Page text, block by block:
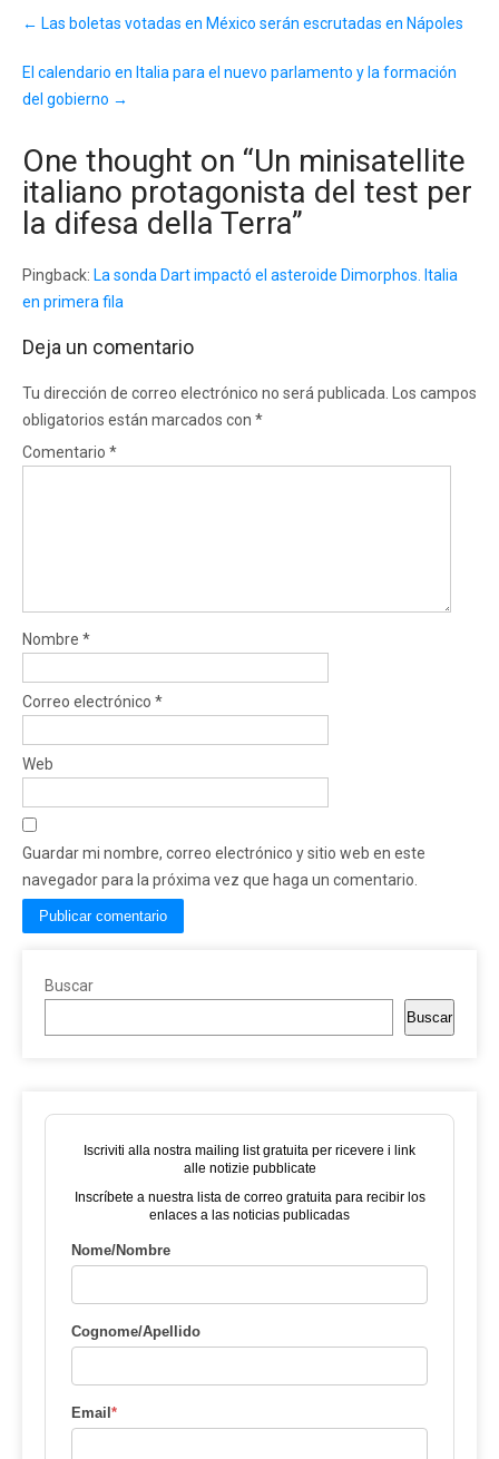
navigation
← Las boletas votadas en México serán escrutadas en Nápoles
El calendario en Italia para el nuevo parlamento y la formación
del gobierno →
One thought on “Un minisatellite
italiano protagonista del test per
la difesa della Terra”
Pingback: La sonda Dart impactó el asteroide Dimorphos. Italia
en primera fila
Deja un comentario
Tu dirección de correo electrónico no será publicada.
Los campos
obligatorios están marcados con *
Comentario *
Nombre *
Correo electrónico *
Web
Guardar mi nombre, correo electrónico y sitio web en este
navegador para la próxima vez que haga un comentario.
Buscar
Buscar
Iscriviti alla nostra mailing list gratuita per ricevere i link
alle notizie pubblicate
Inscríbete a nuestra lista de correo gratuita para recibir los
enlaces a las noticias publicadas
Nome/Nombre
Cognome/Apellido
Email *